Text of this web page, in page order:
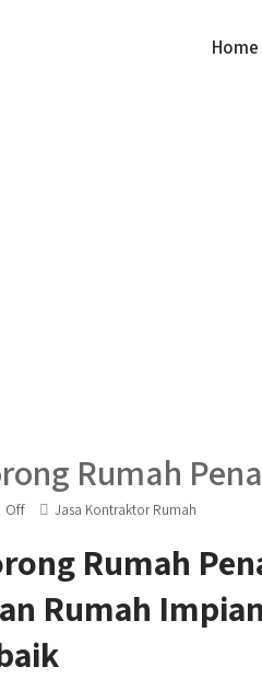
Home
Rumah
Off Jasa Kontraktor Rumah
Rumah
Rumah